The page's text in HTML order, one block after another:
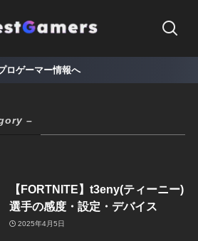
ロゲーマー情報へ
–
【FORTNITE】t3eny(ティーニー)
選手の感度・設定・デバイス
2025年4月5日